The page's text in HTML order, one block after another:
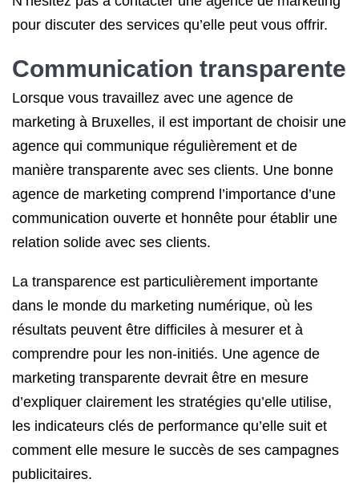
pour discuter des services qu’elle peut vous offrir.
Communication transparente
Lorsque vous travaillez avec une agence de
marketing à Bruxelles, il est important de choisir une
agence qui communique régulièrement et de
manière transparente avec ses clients. Une bonne
agence de marketing comprend l’importance d’une
communication ouverte et honnête pour établir une
relation solide avec ses clients.
La transparence est particulièrement importante
dans le monde du marketing numérique, où les
résultats peuvent être difficiles à mesurer et à
comprendre pour les non-initiés. Une agence de
marketing transparente devrait être en mesure
d’expliquer clairement les stratégies qu’elle utilise,
les indicateurs clés de performance qu’elle suit et
comment elle mesure le succès de ses campagnes
publicitaires.